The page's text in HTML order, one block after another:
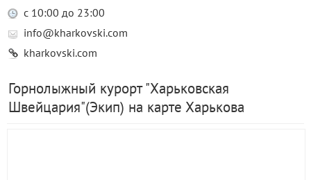
с 10:00 до 23:00
info@kharkovski.com
kharkovski.com
Горнолыжный курорт "Харьковская
Швейцария"(Экип) на карте Харькова